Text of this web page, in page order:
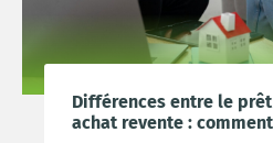
Différences entre le
achat revente :